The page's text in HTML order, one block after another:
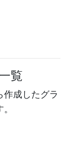
覧
作成したグラ